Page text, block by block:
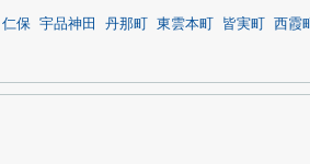
仁保 宇品神田 丹那町 東雲本町 皆実町 西霞町